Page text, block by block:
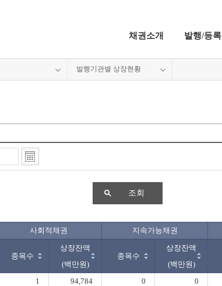
채권소개 발행/등록
발행기관별 상장현황
조회
사회적채권 지속가능채권
종목수
상장잔액
(백만원)
종목수
상장잔액
(백만원)
1 94,784 0 0